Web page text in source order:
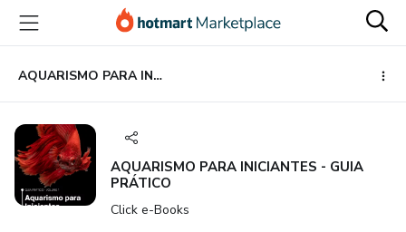
para
conteúdo
principal
para
pagamento
para
rodapé
AQUARISMO PARA INICIANTES - GUIA PRÁTICO
AQUARISMO PARA INICIANTES - GUIA
PRÁTICO
Click e-Books